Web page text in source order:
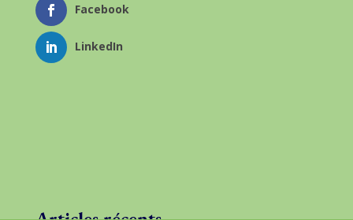
Facebook
LinkedIn